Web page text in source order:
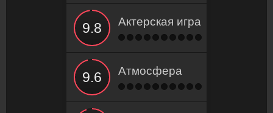
Актерская игра
Атмосфера